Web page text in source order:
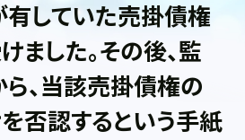
していた売掛債権
ました。その後、監
、当該売掛債権の
否認するという手紙